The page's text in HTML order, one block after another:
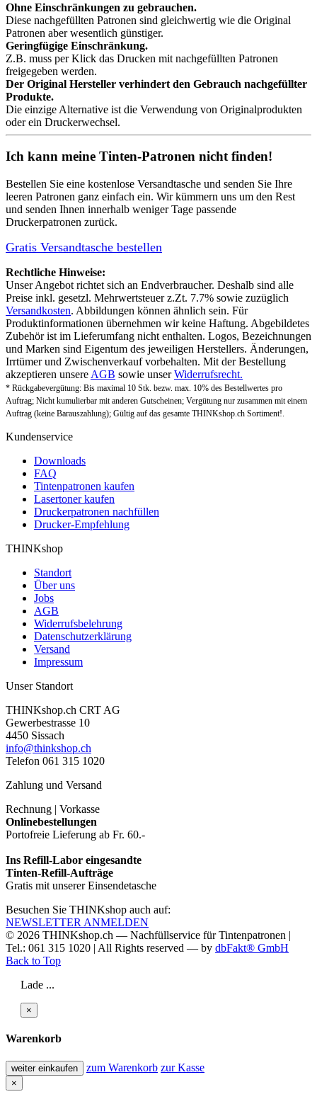
Ohne Einschränkungen zu gebrauchen.
Diese nachgefüllten Patronen sind gleichwertig wie die Original
Patronen aber wesentlich günstiger.
Geringfügige Einschränkung.
Z.B. muss per Klick das Drucken mit nachgefüllten Patronen
freigegeben werden.
Der Original Hersteller verhindert den Gebrauch nachgefüllter
Produkte.
Die einzige Alternative ist die Verwendung von Originalprodukten
oder ein Druckerwechsel.
Ich kann meine Tinten-Patronen nicht finden!
Bestellen Sie eine kostenlose Versandtasche und senden Sie Ihre
leeren Patronen ganz einfach ein. Wir kümmern uns um den Rest
und senden Ihnen innerhalb weniger Tage passende
Druckerpatronen zurück.
Gratis Versandtasche bestellen
Rechtliche Hinweise:
Unser Angebot richtet sich an Endverbraucher. Deshalb sind alle
Preise inkl. gesetzl. Mehrwertsteuer z.Zt. 7.7% sowie zuzüglich
Versandkosten. Abbildungen können ähnlich sein. Für
Produktinformationen übernehmen wir keine Haftung. Abgebildetes
Zubehör ist im Lieferumfang nicht enthalten. Logos, Bezeichnungen
und Marken sind Eigentum des jeweiligen Herstellers. Änderungen,
Irrtümer und Zwischenverkauf vorbehalten. Mit der Bestellung
akzeptieren unsere AGB sowie unserWiderrufsrecht.
* Rückgabevergütung: Bis maximal 10 Stk. bezw. max. 10% des Bestellwertes pro
Auftrag; Nicht kumulierbar mit anderen Gutscheinen; Vergütung nur zusammen mit einem
Auftrag (keine Barauszahlung); Gültig auf das gesamte THINKshop.ch Sortiment!.
Kundenservice
Downloads
FAQ
Tintenpatronen kaufen
Lasertoner kaufen
Druckerpatronen nachfüllen
Drucker-Empfehlung
THINKshop
Standort
Über uns
Jobs
AGB
Widerrufsbelehrung
Datenschutzerklärung
Versand
Impressum
Unser Standort
THINKshop.ch CRT AG
Gewerbestrasse 10
4450 Sissach
info@thinkshop.ch
Telefon 061 315 1020
Zahlung und Versand
Rechnung | Vorkasse
Onlinebestellungen
Portofreie Lieferung ab Fr. 60.-
Ins Refill-Labor eingesandte
Tinten-Refill-Aufträge
Gratis mit unserer Einsendetasche
Besuchen Sie THINKshop auch auf:
NEWSLETTER ANMELDEN
© 2026 THINKshop.ch — Nachfüllservice fürTintenpatronen |
Tel.: 061 315 1020 | All Rights reserved — by dbFakt® GmbH
Back to Top
Lade ...
×
Warenkorb
weiter einkaufen zum Warenkorb zur Kasse
×